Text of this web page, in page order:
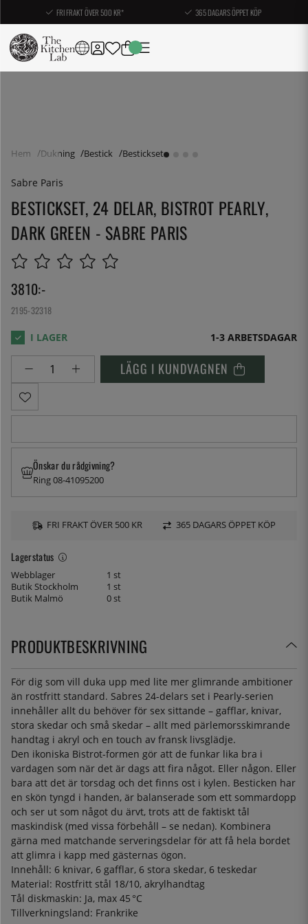
FRI FRAKT ÖVER 500 KR* 365 DAGARS ÖPPET KÖP
Hem Dukning Bestick Bestickset
Sabre Paris
BESTICKSET, 24 DELAR, BISTROT PEARLY,
DARK GREEN - SABRE PARIS
3810:-
2195-32318
1-3 ARBETSDAGAR
LÄGG I KUNDVAGNEN
Lagerstatus
Webblager
1 st
Butik Stockholm
1 st
Butik Malmö
0 st
Önskar du rådgivning?
Ring 08-41095200
FRI FRAKT ÖVER 500 KR 365 DAGARS ÖPPET KÖP
PRODUKTBESKRIVNING
För dig som vill duka upp med lite mer glimrande ambitioner
än rostfritt standard. Sabres 24-delars set i Pearly-serien
innehåller allt du behöver för sex sittande – gafflar, knivar,
stora skedar och små skedar – allt med pärlemorsskimrande
handtag i akryl och en touch av fransk livsglädje.
Den ikoniska Bistrot-formen gör att de funkar lika bra i
vardagen som när det är dags att fira något. Eller någon. Eller
bara att det är torsdag och det finns ost i kylen. Besticken har
en skön tyngd i handen, är balanserade som ett sommardopp
och ser ut som något du ärvt, trots att de faktiskt tål
maskindisk (med vissa förbehåll – se nedan). Kombinera
gärna med matchande serveringsdelar för att få hela bordet
att glimra i kapp med gästernas ögon.
Innehåll: 6 knivar, 6 gafflar, 6 stora skedar, 6 teskedar
Material: Rostfritt stål 18/10, akrylhandtag
Tål diskmaskin: Ja, max 45 °C
Tillverkningsland: Frankrike